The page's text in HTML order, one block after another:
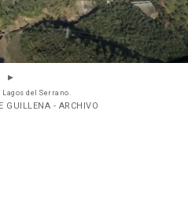
del Serrano.
GUILLENA - ARCHIVO